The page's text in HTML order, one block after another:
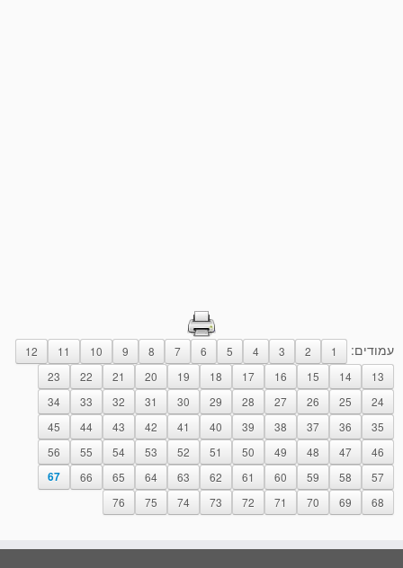
עמודים: 1
2
3
4
5
6
7
8
9
10
11
12
13
14
15
16
17
18
19
20
21
22
23
24
25
26
27
28
29
30
31
32
33
34
35
36
37
38
39
40
41
42
43
44
45
46
47
48
49
50
51
52
53
54
55
56
57
58
59
60
61
62
63
64
65
66
67
68
69
70
71
72
73
74
75
76